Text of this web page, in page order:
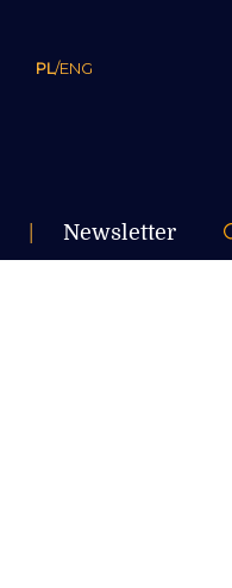
PL/ENG
Newsletter